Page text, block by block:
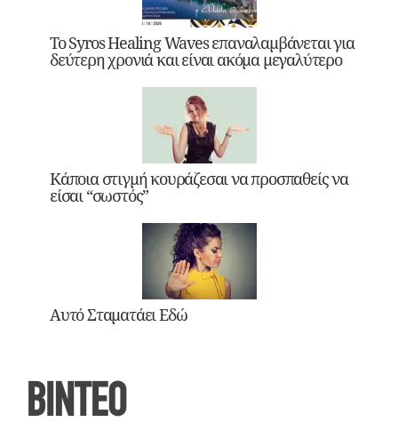
Το Syros Healing Waves επαναλαμβάνεται για
δεύτερη χρονιά και είναι ακόμα μεγαλύτερο
Κάποια στιγμή κουράζεσαι να προσπαθείς να
είσαι “σωστός”
Αυτό Σταματάει Εδώ
ΒΙΝΤΕΟ